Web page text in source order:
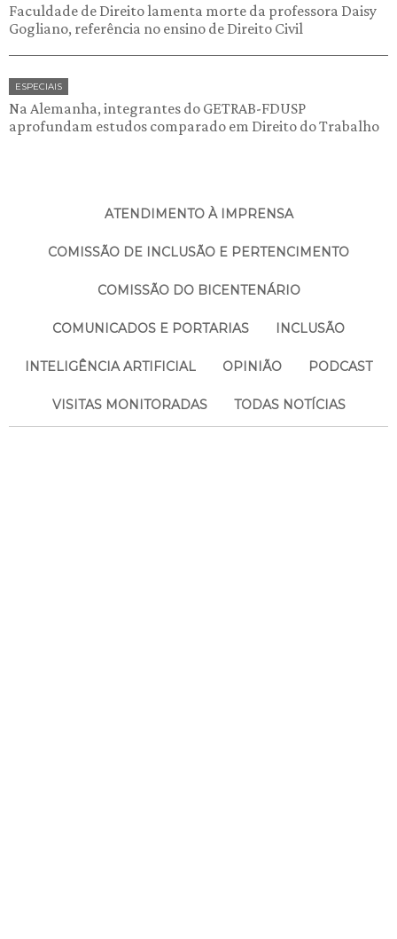
Faculdade de Direito lamenta morte da professora Daisy
Gogliano, referência no ensino de Direito Civil
ESPECIAIS
Na Alemanha, integrantes do GETRAB-FDUSP
aprofundam estudos comparado em Direito do Trabalho
ATENDIMENTO À IMPRENSA
COMISSÃO DE INCLUSÃO E PERTENCIMENTO
COMISSÃO DO BICENTENÁRIO
COMUNICADOS E PORTARIAS INCLUSÃO
INTELIGÊNCIA ARTIFICIAL OPINIÃO PODCAST
VISITAS MONITORADAS TODAS NOTÍCIAS